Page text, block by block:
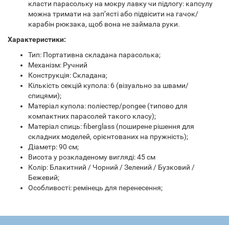
класти парасольку на мокру лавку чи підлогу: капсулу
можна тримати на зап’ясті або підвісити на гачок/
карабін рюкзака, щоб вона не займала руки.
Характеристики:
Тип: Портативна складана парасолька;
Механізм: Ручний
Конструкція: Складана;
Кількість секцій купола: 6 (візуально за швами/
спицями);
Матеріал купола: поліестер/pongee (типово для
компактних парасолей такого класу);
Матеріал спиць: fiberglass (поширене рішення для
складних моделей, орієнтованих на пружність);
Діаметр: 90 см;
Висота у розкладеному вигляді: 45 см
Колір: Блакитний / Чорний / Зелений / Бузковий /
Бежевий;
Особливості: ремінець для перенесення;